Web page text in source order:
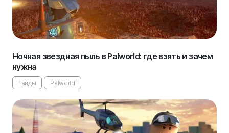
Ночная звездная пыль в Palworld: где взять и зачем
нужна
Гайды Palworld